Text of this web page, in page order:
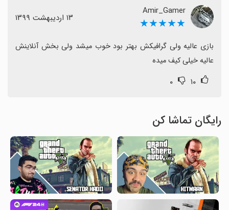
Amir_Gamer
★★★★★ ١٣ اردیبهشت ١٣٩٩
عالیه خیلی کیف میده
۱۰ ۰
رایگان تماشا کن